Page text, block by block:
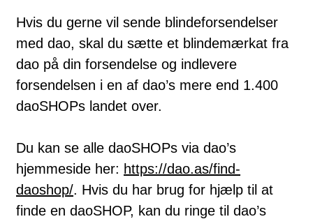
Hvis du gerne vil sende blindeforsendelser
med dao, skal du sætte et blindemærkat fra
dao på din forsendelse og indlevere
forsendelsen i en af dao’s mere end 1.400
daoSHOPs landet over.
Du kan se alle daoSHOPs via dao’s
hjemmeside her: https://dao.as/find-
daoshop/. Hvis du har brug for hjælp til at
finde en daoSHOP, kan du ringe til dao’s